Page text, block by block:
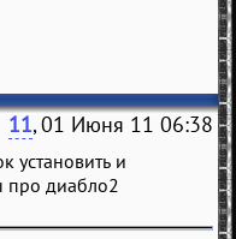
11, 01 Июня 11 06:38
установить и
про диабло2